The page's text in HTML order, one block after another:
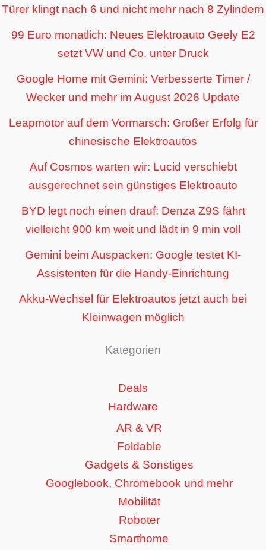
Türer klingt nach 6 und nicht mehr nach 8 Zylindern
99 Euro monatlich: Neues Elektroauto Geely E2
setzt VW und Co. unter Druck
Google Home mit Gemini: Verbesserte Timer /
Wecker und mehr im August 2026 Update
Leapmotor auf dem Vormarsch: Großer Erfolg für
chinesische Elektroautos
Auf Cosmos warten wir: Lucid verschiebt
ausgerechnet sein günstiges Elektroauto
BYD legt noch einen drauf: Denza Z9S fährt
vielleicht 900 km weit und lädt in 9 min voll
Gemini beim Auspacken: Google testet KI-
Assistenten für die Handy-Einrichtung
Akku-Wechsel für Elektroautos jetzt auch bei
Kleinwagen möglich
Kategorien
Deals
Hardware
AR & VR
Foldable
Gadgets & Sonstiges
Googlebook, Chromebook und mehr
Mobilität
Roboter
Smarthome